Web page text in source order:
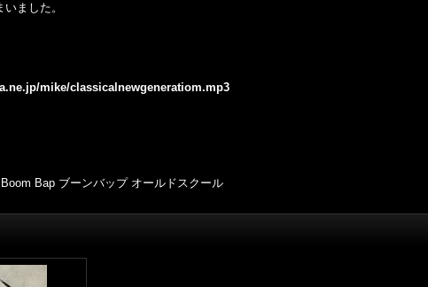
ました。
mike/classicalnewgeneratiom.mp3
Bap ブーンバップ オールドスクール